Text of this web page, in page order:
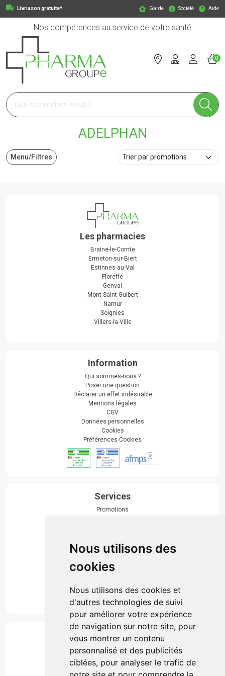
Nous utilisons des
cookies
Nous utilisons des cookies et
d'autres technologies de suivi
pour améliorer votre expérience
de navigation sur notre site, pour
vous montrer un contenu
personnalisé et des publicités
ciblées, pour analyser le trafic de
Livriason gratuite* Garde Société Aide
Nos compétences au service de votre santé
Pharmagroupe Votre pharmacie en ligne à votre service
0
ADELPHAN
Menu/Filtres
Les pharmacies
Braine-le-Comte
Ermeton-sur-Biert
Estinnes-au-Val
Floreffe
Genval
Mont-Saint-Guibert
Namur
Soignies
Villers-la-Ville
Information
Qui sommes-nous ?
Poser une question
Déclarer un effet indésirable
Mentions légales
CGV
Données personnelles
Cookies
Préférences Cookies
Services
Promotions
Actualités & conseils
Événements
Marques
Suivez-nous
Paiement
Simple, rapide et 100% sécurisé